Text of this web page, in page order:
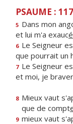
PSAUME :
5 Dans mon
et lui m'a exaucé
6 Le Seigneur
que pourrait un
7 Le Seigneur
et moi, je braver
8 Mieux vaut
que de compt
9 mieux vaut